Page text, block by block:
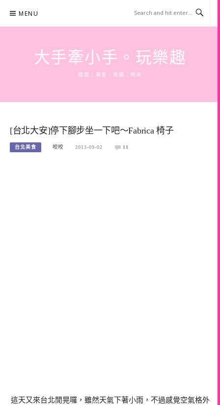
content
MENU
大手牽小手。玩樂趣
旅遊 | 美食 | 商攝 | 時尚
[台北大安]停下腳步坐一下吧～Fabrica 椅子
台北美食 咬咬 2013-09-02 11
這天又來台北閒晃囉，雖然天氣下著小雨，不過感覺空氣格外